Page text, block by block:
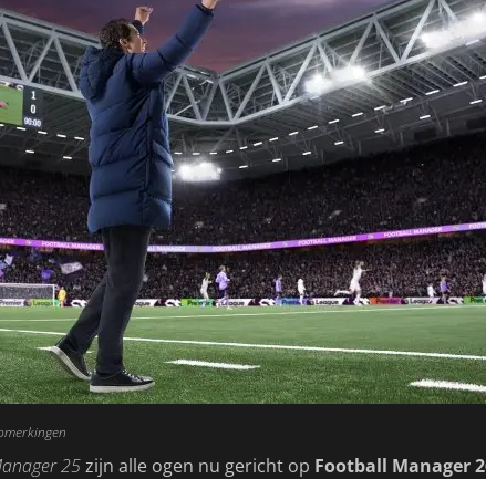
25zijn alle ogen nu gericht op Football Manager